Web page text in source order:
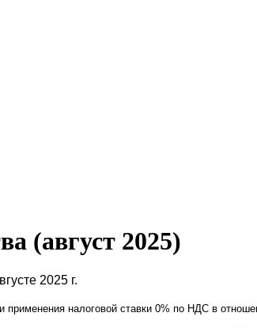
(август 2025)
2025 г.
применения налоговой ставки 0% по НДС в